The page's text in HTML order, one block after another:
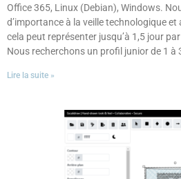
Office 365, Linux (Debian), Windows.
d’importance à la veille technologique et
cela peut représenter jusqu’à 1,5 jour
Nous recherchons un profil junior de 1 à
Lire la suite »